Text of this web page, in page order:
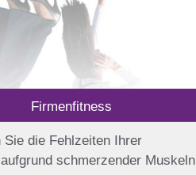
Firmenfitness
Sie die Fehlzeiten Ihrer
schmerzender Muskeln